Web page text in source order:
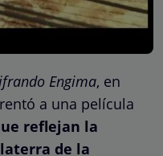
Engima, en
a una película
reflejan la
de la